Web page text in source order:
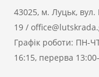
43025, м. Луцьк,
19 /
Графік роботи: ПН-
16:15, перерва